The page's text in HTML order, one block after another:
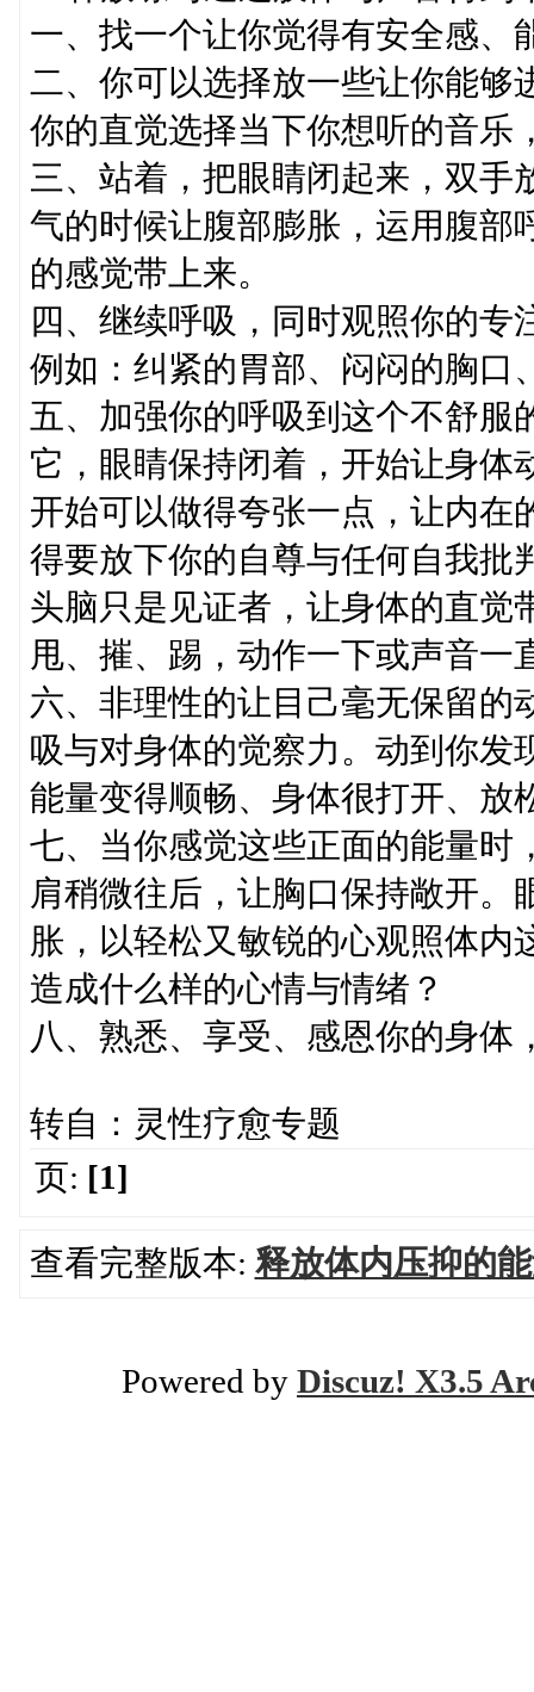
一、找一个让你觉得有安全感、
二、你可以选择放一些让你能够
你的直觉选择当下你想听的音乐
三、站着，把眼睛闭起来，双手
气的时候让腹部膨胀，运用腹部
的感觉带上来。
四、继续呼吸，同时观照你的专
例如：纠紧的胃部、闷闷的胸口
五、加强你的呼吸到这个不舒服
它，眼睛保持闭着，开始让身体
开始可以做得夸张一点，让内在
得要放下你的自尊与任何自我批
头脑只是见证者，让身体的直觉
甩、摧、踢，动作一下或声音一
六、非理性的让目己毫无保留的
吸与对身体的觉察力。动到你发
能量变得顺畅、身体很打开、放
七、当你感觉这些正面的能量时
肩稍微往后，让胸口保持敞开。
胀，以轻松又敏锐的心观照体内
造成什么样的心情与情绪？
八、熟悉、享受、感恩你的身体
转自：灵性疗愈专题
页: [1]
查看完整版本: 释放体内压抑的
Powered by Discuz! X3.5